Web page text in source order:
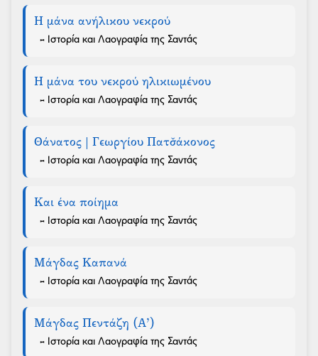
Η μάνα ανήλικου νεκρού
- Ιστορία και Λαογραφία της Σαντάς
Η μάνα του νεκρού ηλικιωμένου
- Ιστορία και Λαογραφία της Σαντάς
Θάνατος | Γεωργίου Πατσ̌άκονος
- Ιστορία και Λαογραφία της Σαντάς
Και ένα ποίημα
- Ιστορία και Λαογραφία της Σαντάς
Μάγδας Καπανά
- Ιστορία και Λαογραφία της Σαντάς
Μάγδας Πεντάζη (Α’)
- Ιστορία και Λαογραφία της Σαντάς